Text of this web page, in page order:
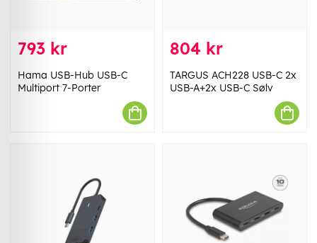
793 kr
Hama USB-Hub USB-C
Multiport 7-Porter
804 kr
TARGUS ACH228 USB-C 2x
USB-A+2x USB-C Sølv